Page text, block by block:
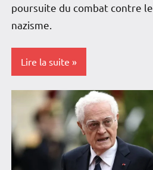
poursuite du combat contre le
nazisme.
Lire la suite
Antilles-
Guyane
Blog